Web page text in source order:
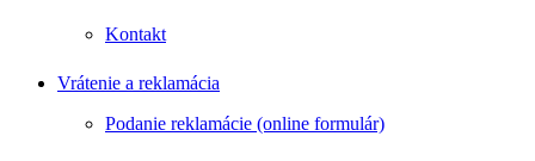
Kontakt
Vrátenie a reklamácia
Podanie reklamácie (online formulár)